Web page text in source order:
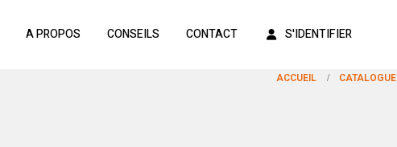
A PROPOS CONSEILS CONTACT S'IDENTIFIER
ACCUEIL CATALOGUE